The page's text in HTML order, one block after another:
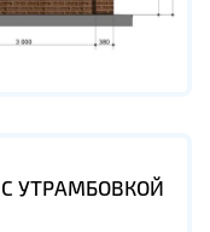
УТРАМБОВКОЙ